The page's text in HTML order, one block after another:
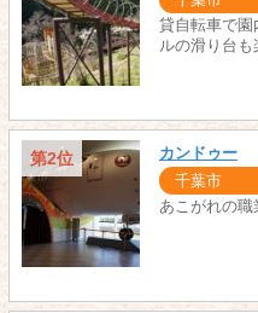
貸自転車で園
ルの滑り台も
第2位 カンドゥー
千葉市
あこがれの職